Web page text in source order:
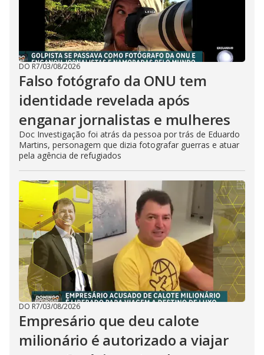
DO R7/03/08/2026
Falso fotógrafo da ONU tem
identidade revelada após
enganar jornalistas e mulheres
Doc Investigação foi atrás da pessoa por trás de Eduardo
Martins, personagem que dizia fotografar guerras e atuar
pela agência de refugiados
DO R7/03/08/2026
Empresário que deu calote
milionário é autorizado a viajar